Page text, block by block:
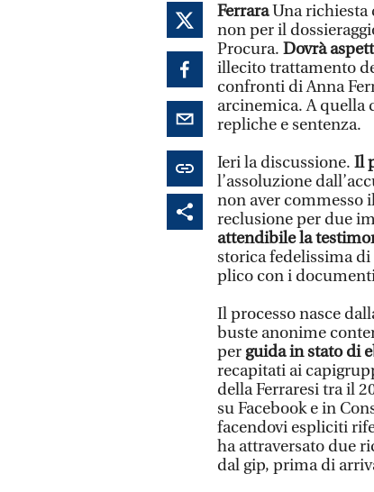
FerraraUna richiesta
non per il
Procura. Dovrà
illecito trattamento
confronti di Anna
arcinemica. A quella
repliche e sentenza.
Ieri la discussione. Il
l’assoluzione
non aver commesso
reclusione per due
attendibile la
storica fedelissima di
plico con i
Il processo nasce
buste anonime
per guida in stato di
recapitati ai
della Ferraresi tra il
su Facebook e in
facendovi espliciti
ha attraversato due
dal gip, prima di